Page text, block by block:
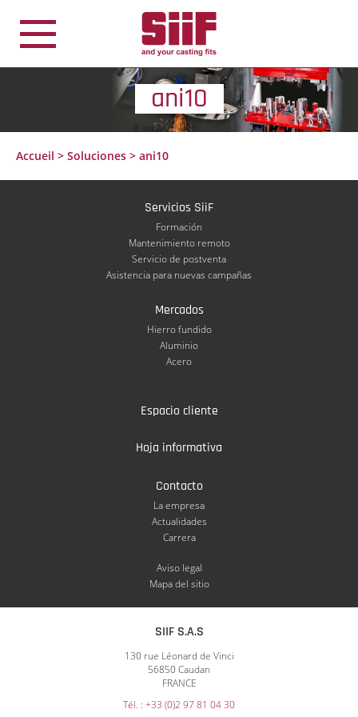
ani10
Accueil > Soluciones > ani10
Servicios SiiF
Formación
Mantenimiento remoto
Servicio de postventa
Asistencia para nuevas campañas
Mercados
Hierro fundido
Aluminio
Acero
Espacio cliente
Hoja informativa
Contacto
La empresa
Actualidades
Carrera
Aviso legal
Mapa del sitio
SIIF S.A.S
130 rue Léonard de Vinci
56850 Caudan
FRANCE
Tél. : +33 (0)2 97 81 04 30